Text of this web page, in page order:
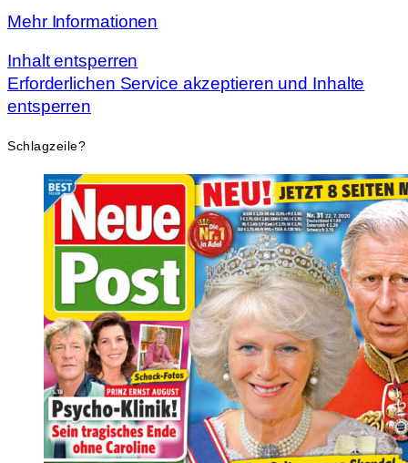
Mehr Informationen
Inhalt entsperren
Erforderlichen Service akzeptieren und Inhalte
entsperren
Schlagzeile?